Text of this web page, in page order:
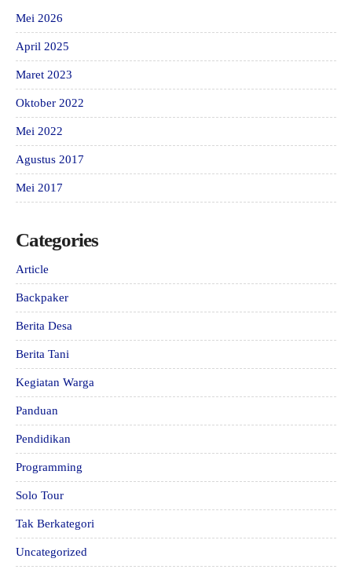
Mei 2026
April 2025
Maret 2023
Oktober 2022
Mei 2022
Agustus 2017
Mei 2017
Categories
Article
Backpaker
Berita Desa
Berita Tani
Kegiatan Warga
Panduan
Pendidikan
Programming
Solo Tour
Tak Berkategori
Uncategorized